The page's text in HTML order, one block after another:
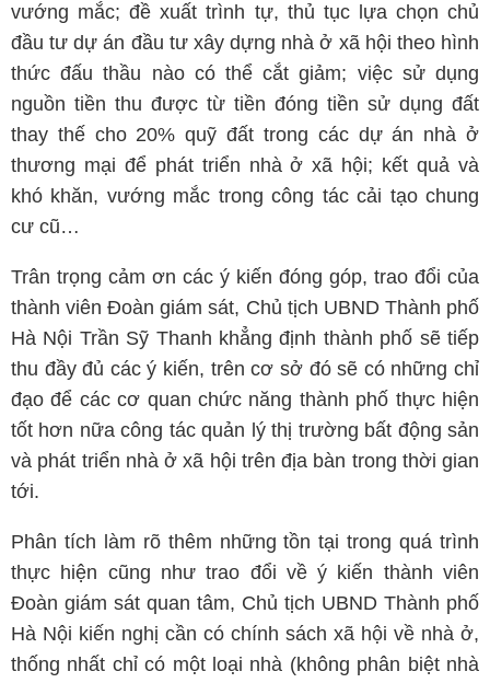
vướng mắc; đề xuất trình tự, thủ tục lựa chọn chủ
đầu tư dự án đầu tư xây dựng nhà ở xã hội theo hình
thức đấu thầu nào có thể cắt giảm; việc sử dụng
nguồn tiền thu được từ tiền đóng tiền sử dụng đất
thay thế cho 20% quỹ đất trong các dự án nhà ở
thương mại để phát triển nhà ở xã hội; kết quả và
khó khăn, vướng mắc trong công tác cải tạo chung
cư cũ…
Trân trọng cảm ơn các ý kiến đóng góp, trao đổi của
thành viên Đoàn giám sát, Chủ tịch UBND Thành phố
Hà Nội Trần Sỹ Thanh khẳng định thành phố sẽ tiếp
thu đầy đủ các ý kiến, trên cơ sở đó sẽ có những chỉ
đạo để các cơ quan chức năng thành phố thực hiện
tốt hơn nữa công tác quản lý thị trường bất động sản
và phát triển nhà ở xã hội trên địa bàn trong thời gian
tới.
Phân tích làm rõ thêm những tồn tại trong quá trình
thực hiện cũng như trao đổi về ý kiến thành viên
Đoàn giám sát quan tâm, Chủ tịch UBND Thành phố
Hà Nội kiến nghị cần có chính sách xã hội về nhà ở,
thống nhất chỉ có một loại nhà (không phân biệt nhà